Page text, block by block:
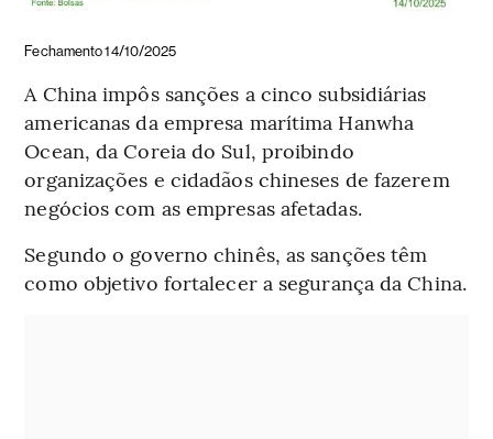
Fechamento 14/10/2025
A China impôs sanções a cinco subsidiárias
americanas da empresa marítima Hanwha
Ocean, da Coreia do Sul, proibindo
organizações e cidadãos chineses de fazerem
negócios com as empresas afetadas.
Segundo o governo chinês, as sanções têm
como objetivo fortalecer a segurança da China.